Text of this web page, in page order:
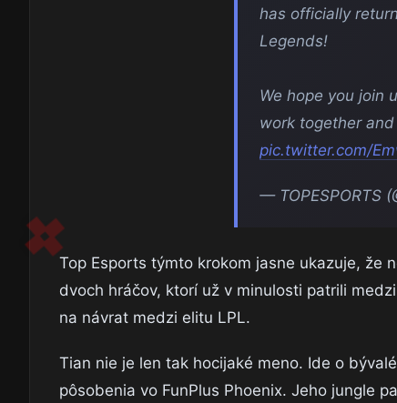
has officially
Legends!
We hope you join
work together
pic.twitter.com/
— TOPESPORTS
Top Esports týmto krokom jasne ukazuje, že
dvoch hráčov, ktorí už v minulosti patrili
na návrat medzi elitu LPL.
Tian nie je len tak hocijaké meno. Ide o
pôsobenia vo FunPlus Phoenix. Jeho jungle